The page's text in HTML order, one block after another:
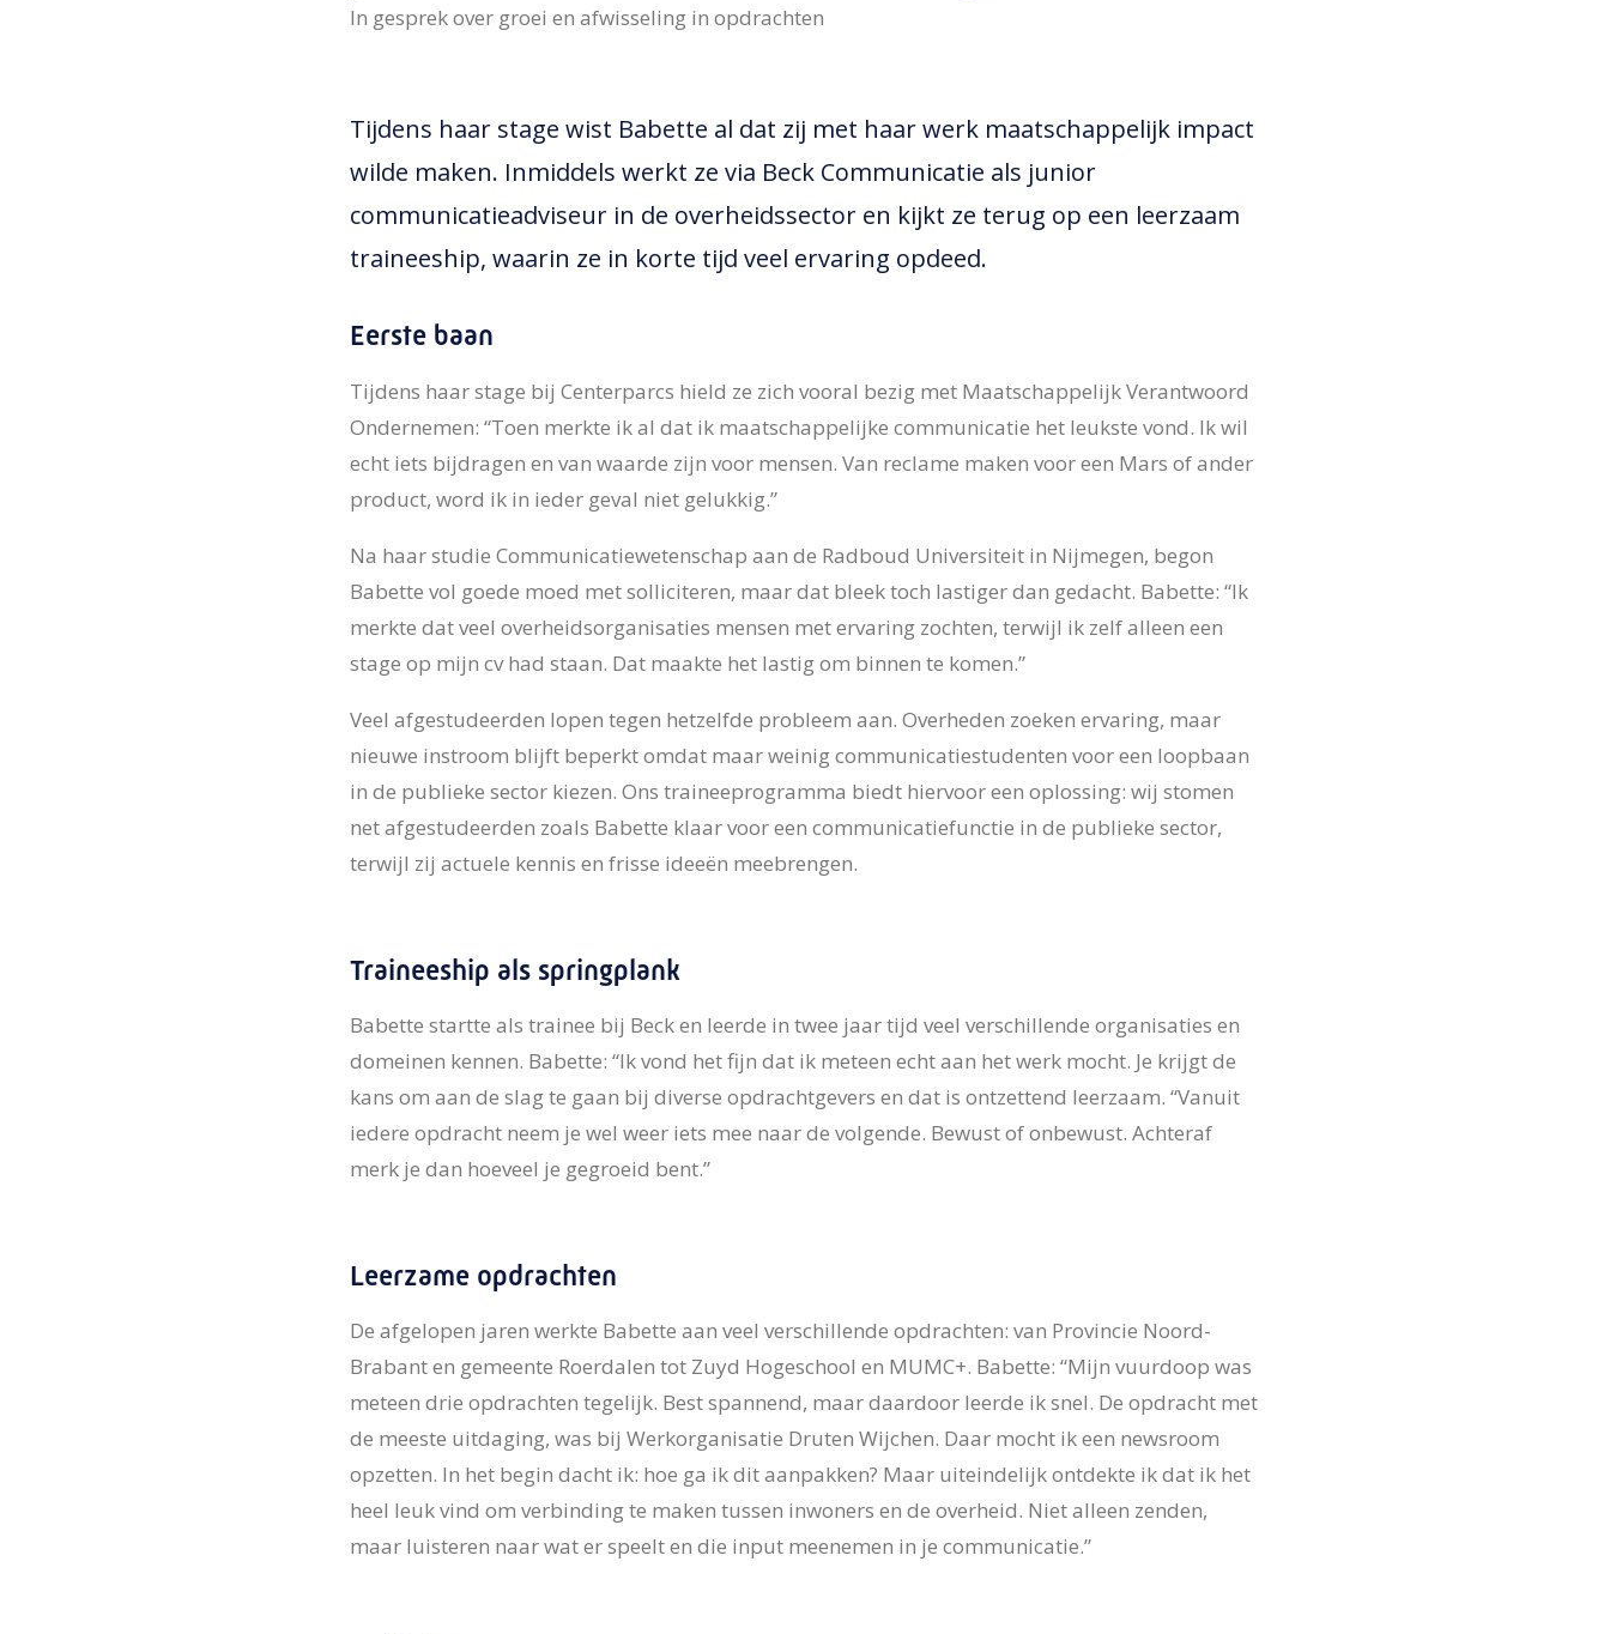
In gesprek over groei en afwisseling in opdrachten
Tijdens haar stage wist Babette al dat zij met haar werk maatschappelijk impact
wilde maken. Inmiddels werkt ze via Beck Communicatie als junior
communicatieadviseur in de overheidssector en kijkt ze terug op een leerzaam
traineeship, waarin ze in korte tijd veel ervaring opdeed.
Eerste baan
Tijdens haar stage bij Centerparcs hield ze zich vooral bezig met Maatschappelijk Verantwoord
Ondernemen: “Toen merkte ik al dat ik maatschappelijke communicatie het leukste vond. Ik wil
echt iets bijdragen en van waarde zijn voor mensen. Van reclame maken voor een Mars of ander
product, word ik in ieder geval niet gelukkig.”
Na haar studie Communicatiewetenschap aan de Radboud Universiteit in Nijmegen, begon
Babette vol goede moed met solliciteren, maar dat bleek toch lastiger dan gedacht. Babette: “Ik
merkte dat veel overheidsorganisaties mensen met ervaring zochten, terwijl ik zelf alleen een
stage op mijn cv had staan. Dat maakte het lastig om binnen te komen.”
Veel afgestudeerden lopen tegen hetzelfde probleem aan. Overheden zoeken ervaring, maar
nieuwe instroom blijft beperkt omdat maar weinig communicatiestudenten voor een loopbaan
in de publieke sector kiezen. Ons traineeprogramma biedt hiervoor een oplossing: wij stomen
net afgestudeerden zoals Babette klaar voor een communicatiefunctie in de publieke sector,
terwijl zij actuele kennis en frisse ideeën meebrengen.
Traineeship als springplank
Babette startte als trainee bij Beck en leerde in twee jaar tijd veel verschillende organisaties en
domeinen kennen. Babette: “Ik vond het fijn dat ik meteen echt aan het werk mocht. Je krijgt de
kans om aan de slag te gaan bij diverse opdrachtgevers en dat is ontzettend leerzaam. “Vanuit
iedere opdracht neem je wel weer iets mee naar de volgende. Bewust of onbewust. Achteraf
merk je dan hoeveel je gegroeid bent.”
Leerzame opdrachten
De afgelopen jaren werkte Babette aan veel verschillende opdrachten: van Provincie Noord-
Brabant en gemeente Roerdalen tot Zuyd Hogeschool en MUMC+. Babette: “Mijn vuurdoop was
meteen drie opdrachten tegelijk. Best spannend, maar daardoor leerde ik snel. De opdracht met
de meeste uitdaging, was bij Werkorganisatie Druten Wijchen. Daar mocht ik een newsroom
opzetten. In het begin dacht ik: hoe ga ik dit aanpakken? Maar uiteindelijk ontdekte ik dat ik het
heel leuk vind om verbinding te maken tussen inwoners en de overheid. Niet alleen zenden,
maar luisteren naar wat er speelt en die input meenemen in je communicatie.”